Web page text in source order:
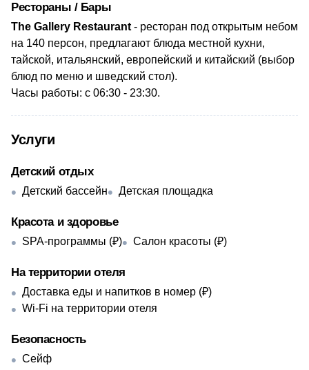
Рестораны / Бары
The Gallery Restaurant - ресторан под открытым небом
на 140 персон, предлагают блюда местной кухни,
тайской, итальянский, европейский и китайский (выбор
блюд по меню и шведский стол).
Часы работы: с 06:30 - 23:30.
Услуги
Детский отдых
Детский бассейн Детская площадка
Красота и здоровье
SPA-программы (₽) Салон красоты (₽)
На территории отеля
Доставка еды и напитков в номер (₽)
Wi-Fi на территории отеля
Безопасность
Сейф